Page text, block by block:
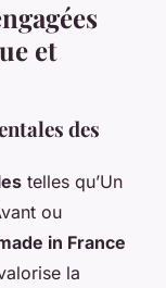
et
des
telles qu’Un
ou
in France
la